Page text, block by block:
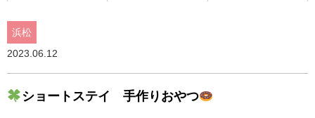
浜松
2023.06.12
ショートステイ 手作りおやつ